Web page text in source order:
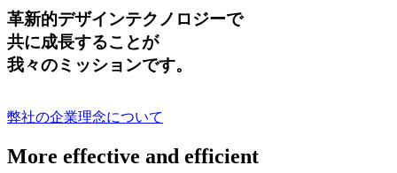
革新的デザインテクノロジーで
共に成長することが
我々のミッションです。
弊社の企業理念について
More effective and efficient